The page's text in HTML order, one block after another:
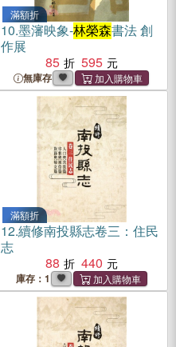
滿額折
10.墨瀋映象-林榮森書法 創
作展
85
595
無庫存
滿額折
12.續修南投縣志卷三：住民
志
88
440
庫存：1